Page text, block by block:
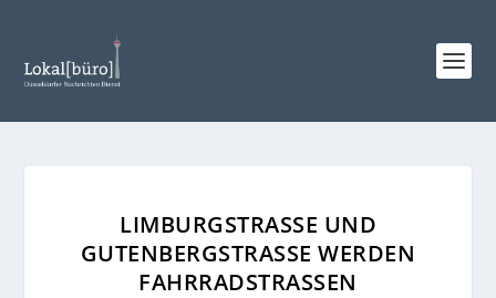
LIMBURGSTRASSE UND G
UTENBERGSTRASSE WERDEN FA
HRRADSTRASSEN